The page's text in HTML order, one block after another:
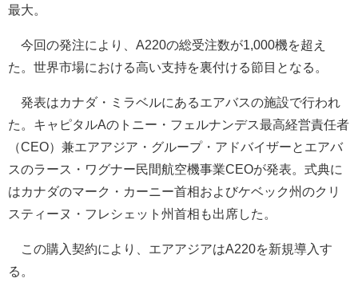
最大。
今回の発注により、A220の総受注数が1,000機を超え
た。世界市場における高い支持を裏付ける節目となる。
発表はカナダ・ミラベルにあるエアバスの施設で行われ
た。キャピタルAのトニー・フェルナンデス最高経営責任者
（CEO）兼エアアジア・グループ・アドバイザーとエアバ
スのラース・ワグナー民間航空機事業CEOが発表。式典に
はカナダのマーク・カーニー首相およびケベック州のクリ
スティーヌ・フレシェット州首相も出席した。
この購入契約により、エアアジアはA220を新規導入す
る。